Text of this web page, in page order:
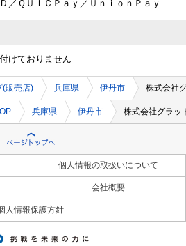
／ＱＵＩＣＰａｙ／ＵｎｉｏｎＰａｙ
けておりません
(販売店) 兵庫県 伊丹市 株式会社
兵庫県 伊丹市 株式会社グラッ
個人情報の取扱いについて
会社概要
人情報保護方針